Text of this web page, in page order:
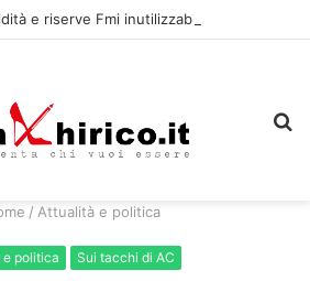
/ Attualità e politica
politica Sui tacchi di AC